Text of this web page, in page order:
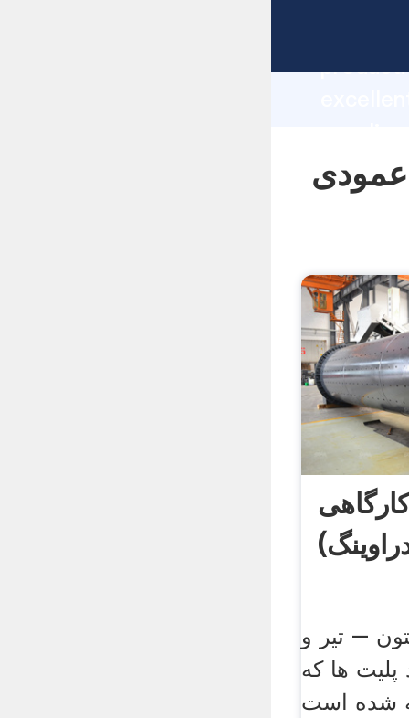
– تیر و
پلیت ها که
شده است